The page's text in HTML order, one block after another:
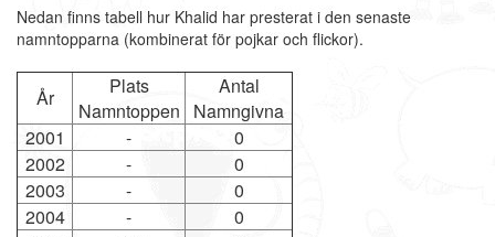
Nedan finns tabell hur Khalid har presterat i den senaste
namntopparna (kombinerat för pojkar och flickor).
År
Plats
Namntoppen
Antal
Namngivna
2001
-
0
2002
-
0
2003
-
0
2004
-
0